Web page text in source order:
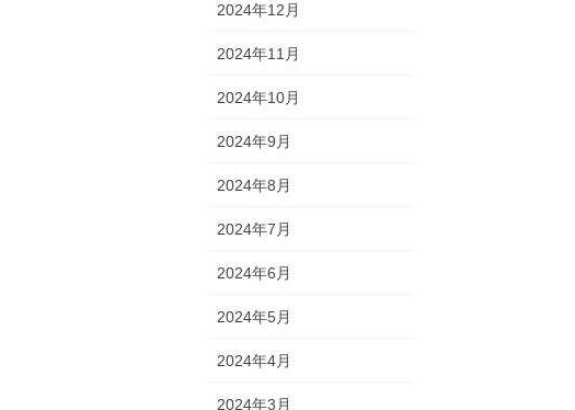
2024年12月
2024年11月
2024年10月
2024年9月
2024年8月
2024年7月
2024年6月
2024年5月
2024年4月
2024年3月